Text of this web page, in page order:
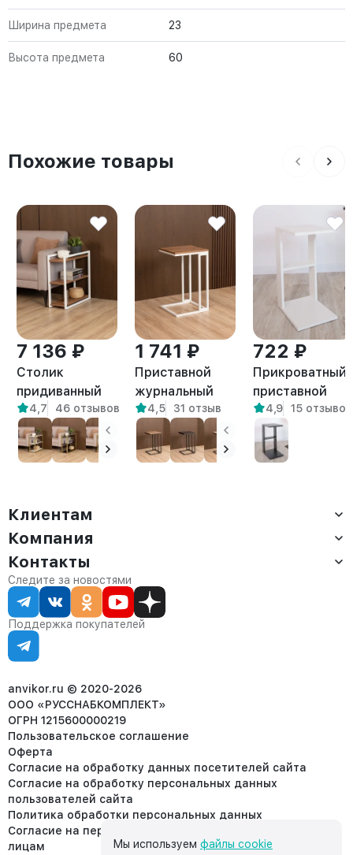
Ширина предмета 23
Высота предмета 60
Похожие товары
7 136 ₽
Столик
придиванный
приставной Ула
белый/
амаретто
4,7 46 отзывов
1 741 ₽
Приставной
журнальный
столик Римо
белый/
амаретто
4,5 31 отзыв
722 ₽
Прикроватный
приставной
журнальный
столик Вейна
белый
4,9 15 отзывов
Клиентам
Доставка
Оплата
Сервис
Статус заказа
Статьи
Компания
О компании
Контакты
Партнёрам
Контакты
Отдел продаж:
8 (800) 234-22-62
corp@anvikor.ru
Ежедневно, с 7:00-19:00 (МСК)
Отдел рекламации:
8 (953) 455-25-61
Следите за новостями
Поддержка покупателей
anvikor.ru © 2020-2026
ООО «РУССНАБКОМПЛЕКТ»
ОГРН 1215600000219
Пользовательское соглашение
Оферта
Согласие на обработку данных посетителей сайта
Согласие на обработку персональных данных
пользователей сайта
Политика обработки персональных данных
Согласие на передачу персональных данных третьим
лицам
Мы используем файлы cookie